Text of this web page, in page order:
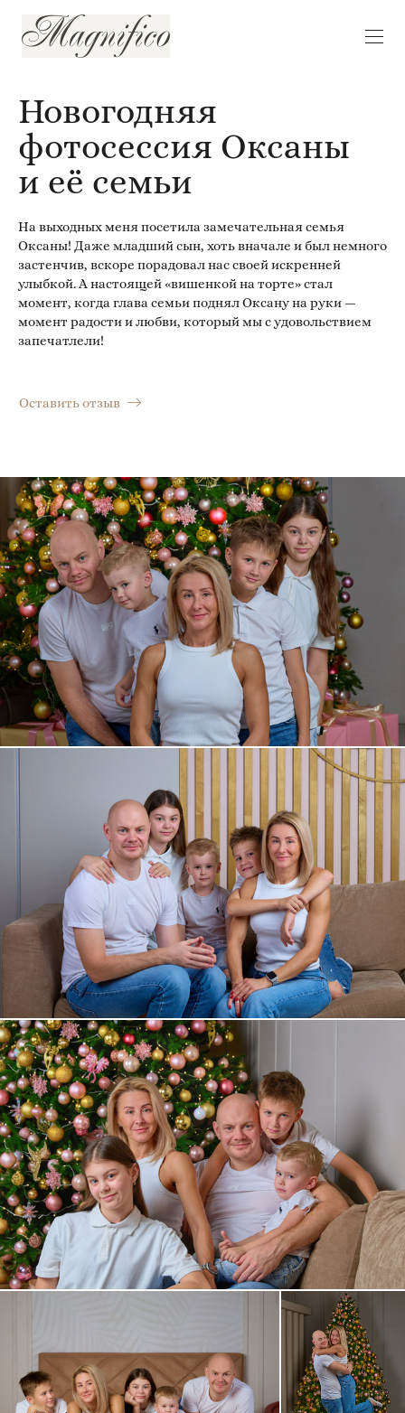
Новогодняя
фотосессия Оксаны
и её семьи
На выходных меня посетила замечательная семья
Оксаны! Даже младший сын, хоть вначале и был немного
застенчив, вскоре порадовал нас своей искренней
улыбкой. А настоящей «вишенкой на торте» стал
момент, когда глава семьи поднял Оксану на руки —
момент радости и любви, который мы с удовольствием
запечатлели!
Оставить отзыв